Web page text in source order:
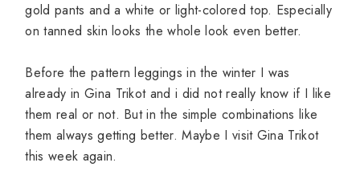
gold pants and a white or light-colored top. Especially
on tanned skin looks the whole look even better.
Before the pattern leggings in the winter I was
already in Gina Trikot and i did not really know if I like
them real or not. But in the simple combinations like
them always getting better. Maybe I visit Gina Trikot
this week again.